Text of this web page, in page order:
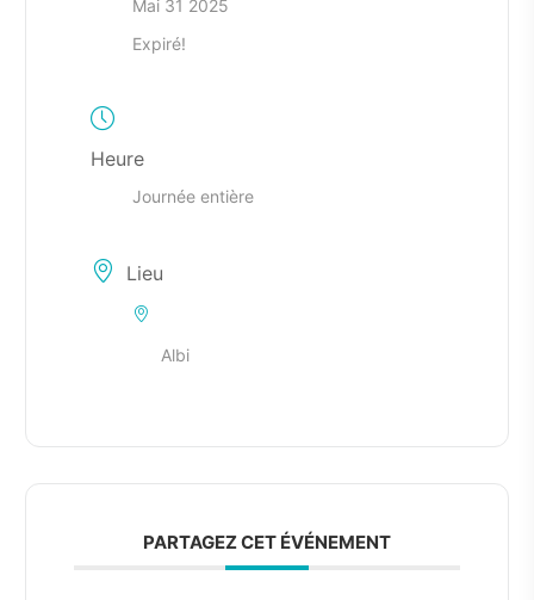
Mai 31 2025
Expiré!
Heure
Journée entière
Lieu
Albi
PARTAGEZ CET ÉVÉNEMENT